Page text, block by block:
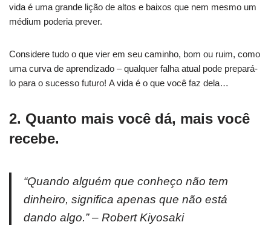
vida é uma grande lição de altos e baixos que nem mesmo um
médium poderia prever.
Considere tudo o que vier em seu caminho, bom ou ruim, como
uma curva de aprendizado – qualquer falha atual pode prepará-
lo para o sucesso futuro! A vida é o que você faz dela…
2. Quanto mais você dá, mais você
recebe.
“Quando alguém que conheço não tem
dinheiro, significa apenas que não está
dando algo.” – Robert Kiyosaki